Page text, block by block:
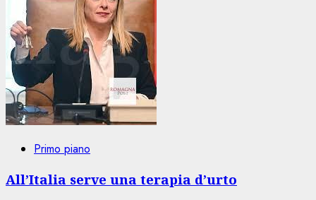
Primo piano
All’Italia serve una terapia d’urto